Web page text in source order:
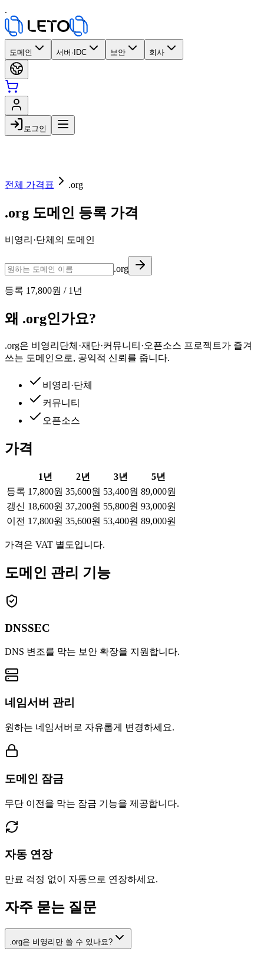
.
도메인 서버·IDC 보안 회사
로그인
전체 가격표 .org
.org 도메인 등록 가격
비영리·단체의 도메인
.org
등록 17,800원 / 1 년
왜 .org인가요?
.org은 비영리단체·재단·커뮤니티·오픈소스 프로젝트가 즐겨
쓰는 도메인으로, 공익적 신뢰를 줍니다.
비영리·단체
커뮤니티
오픈소스
가격
1년 2년 3년 5년
등록 17,800원 35,600원 53,400원 89,000원
갱신 18,600원 37,200원 55,800원 93,000원
이전 17,800원 35,600원 53,400원 89,000원
가격은 VAT 별도입니다.
도메인 관리 기능
DNSSEC
DNS 변조를 막는 보안 확장을 지원합니다.
네임서버 관리
원하는 네임서버로 자유롭게 변경하세요.
도메인 잠금
무단 이전을 막는 잠금 기능을 제공합니다.
자동 연장
만료 걱정 없이 자동으로 연장하세요.
자주 묻는 질문
.org은 비영리만 쓸 수 있나요?